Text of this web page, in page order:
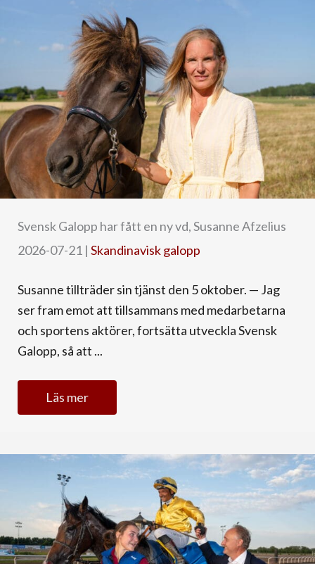
Svensk Galopp har fått en ny vd, Susanne Afzelius
2026-07-21 | Skandinavisk galopp
Susanne tillträder sin tjänst den 5 oktober. — Jag
ser fram emot att tillsammans med medarbetarna
och sportens aktörer, fortsätta utveckla Svensk
Galopp, så att ...
Läs mer